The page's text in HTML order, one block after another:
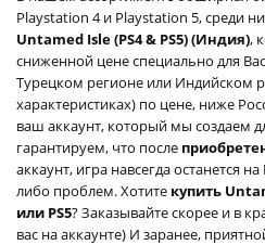
Playstation 4 и Playstation 5, среди
Untamed Isle (PS4 & PS5) (Индия),
сниженной цене специально для
Турецком регионе или Индийском
характеристиках) по цене, ниже
ваш аккаунт, который мы создаем
гарантируем, что после
аккаунт, игра навсегда останется
либо проблем. Хотите купить
или PS5? Заказывайте скорее и в
вас на аккаунте) И заранее,